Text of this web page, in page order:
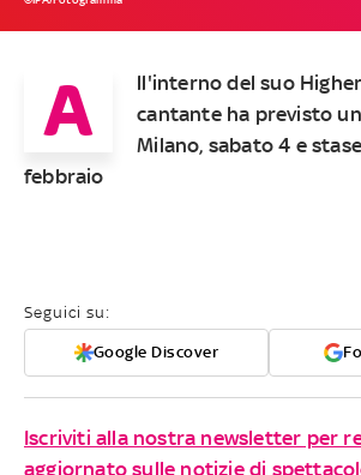
A
ll'interno del suo
cantante ha previsto
Milano, sabato 4 e
febbraio
Seguici su:
Google Discover
Iscriviti alla nostra newsletter per
aggiornato sulle notizie di